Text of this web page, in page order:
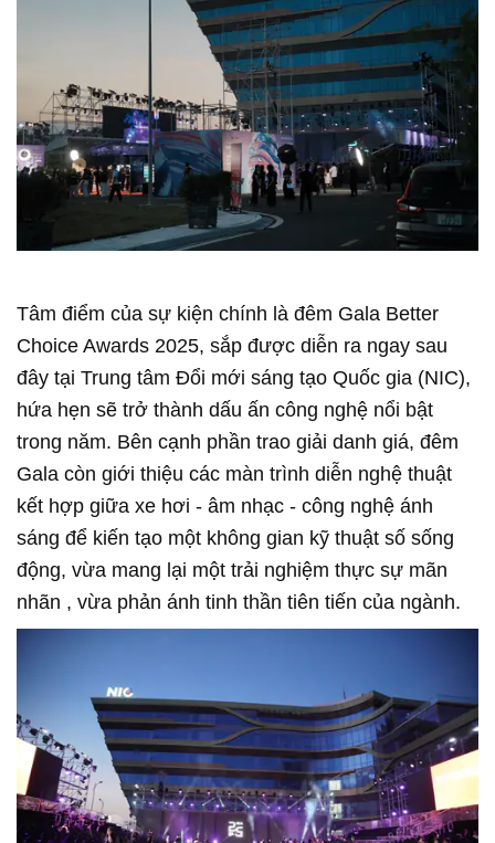
Tâm điểm của sự kiện chính là đêm Gala Better
Choice Awards 2025, sắp được diễn ra ngay sau
đây tại Trung tâm Đổi mới sáng tạo Quốc gia (NIC),
hứa hẹn sẽ trở thành dấu ấn công nghệ nổi bật
trong năm. Bên cạnh phần trao giải danh giá, đêm
Gala còn giới thiệu các màn trình diễn nghệ thuật
kết hợp giữa xe hơi - âm nhạc - công nghệ ánh
sáng để kiến tạo một không gian kỹ thuật số sống
động, vừa mang lại một trải nghiệm thực sự mãn
nhãn , vừa phản ánh tinh thần tiên tiến của ngành.